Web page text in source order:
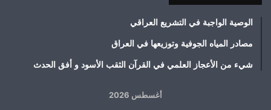
الوصية الواجبة في التشريع العراقي
مصادر المياه الجوفية وتوزيعها في العراق
شيء من الأعجاز العلمي في القرآن الثقب الأسود و أفق الحدث
أغسطس 2026